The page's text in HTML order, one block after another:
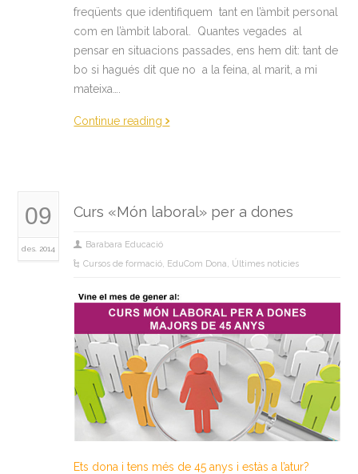
freqüents que identifiquem tant en l’àmbit personal
com en l’àmbit laboral. Quantes vegades al
pensar en situacions passades, ens hem dit: tant de
bo si hagués dit que no a la feina, al marit, a mi
mateixa….
Continue reading
09
des. 2014
Curs «Món laboral» per a dones
Barabara Educació
Cursos de formació, EduCom Dona, Últimes noticies
Ets dona i tens més de 45 anys i estàs a l’atur?